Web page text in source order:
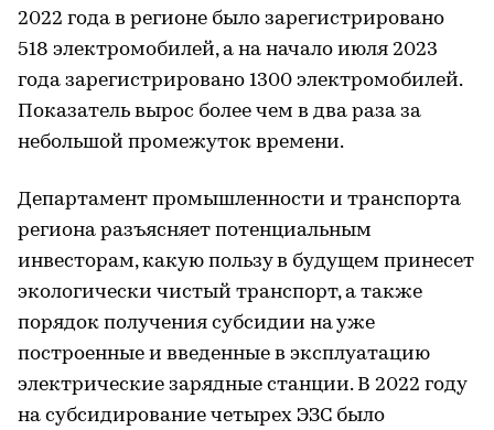
2022 года в регионе было зарегистрировано
518 электромобилей, а на начало июля 2023
года зарегистрировано 1300 электромобилей.
Показатель вырос более чем в два раза за
небольшой промежуток времени.
Департамент промышленности и транспорта
региона разъясняет потенциальным
инвесторам, какую пользу в будущем принесет
экологически чистый транспорт, а также
порядок получения субсидии на уже
построенные и введенные в эксплуатацию
электрические зарядные станции. В 2022 году
на субсидирование четырех ЭЗС было